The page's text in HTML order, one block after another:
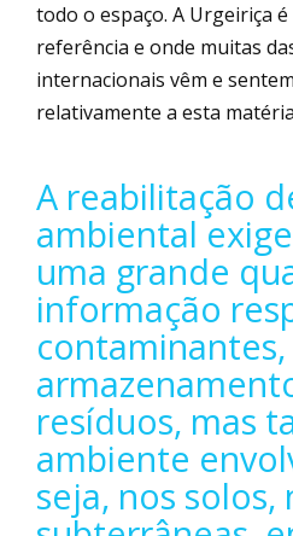
todo o espaço. A Urgeiriça
referência e onde muitas
internacionais vêm e
relativamente a esta
A reabilitação
ambiental
uma grande
informação
contaminantes,
resíduos, mas
ambiente
seja, nos solos,